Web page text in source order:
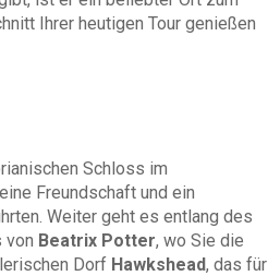
Ihrer heutigen Tour genießen
Schloss im
Freundschaft und ein
Weiter geht es entlang des
von Beatrix Potter, wo Sie die
Dorf Hawkshead, das für